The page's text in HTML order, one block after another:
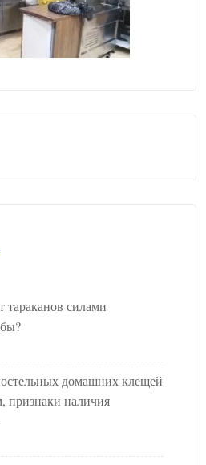
тараканов силами
домашних клещей
признаки наличия